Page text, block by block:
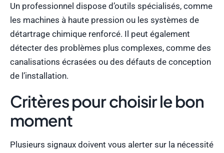
Un professionnel dispose d’outils spécialisés, comme
les machines à haute pression ou les systèmes de
détartrage chimique renforcé. Il peut également
détecter des problèmes plus complexes, comme des
canalisations écrasées ou des défauts de conception
de l’installation.
Critères pour choisir le bon
moment
Plusieurs signaux doivent vous alerter sur la nécessité